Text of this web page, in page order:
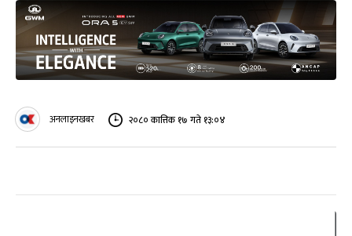
अनलाइनखबर २०८० कात्तिक १७ गते १३:०४